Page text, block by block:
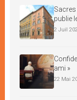
Sacres
publie
2 Juil
ami »
22 Mai